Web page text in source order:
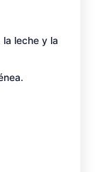
la leche y la